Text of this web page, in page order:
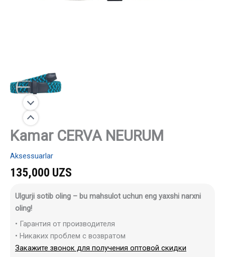
Kamar CERVA NEURUM
Aksessuarlar
135,000 UZS
Ulgurji sotib oling – bu mahsulot uchun eng yaxshi narxni
oling!
• Гарантия от производителя
• Никаких проблем с возвратом
Закажите звонок для получения оптовой скидки